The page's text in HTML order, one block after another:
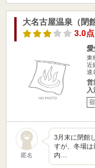
大名古屋温泉（閉
3.0点
東
近
速
営
入
匿名
3月末に閉館
すが、冬場
内…